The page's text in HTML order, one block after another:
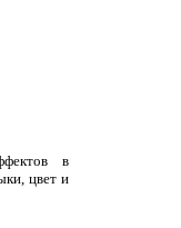
в
цвет и